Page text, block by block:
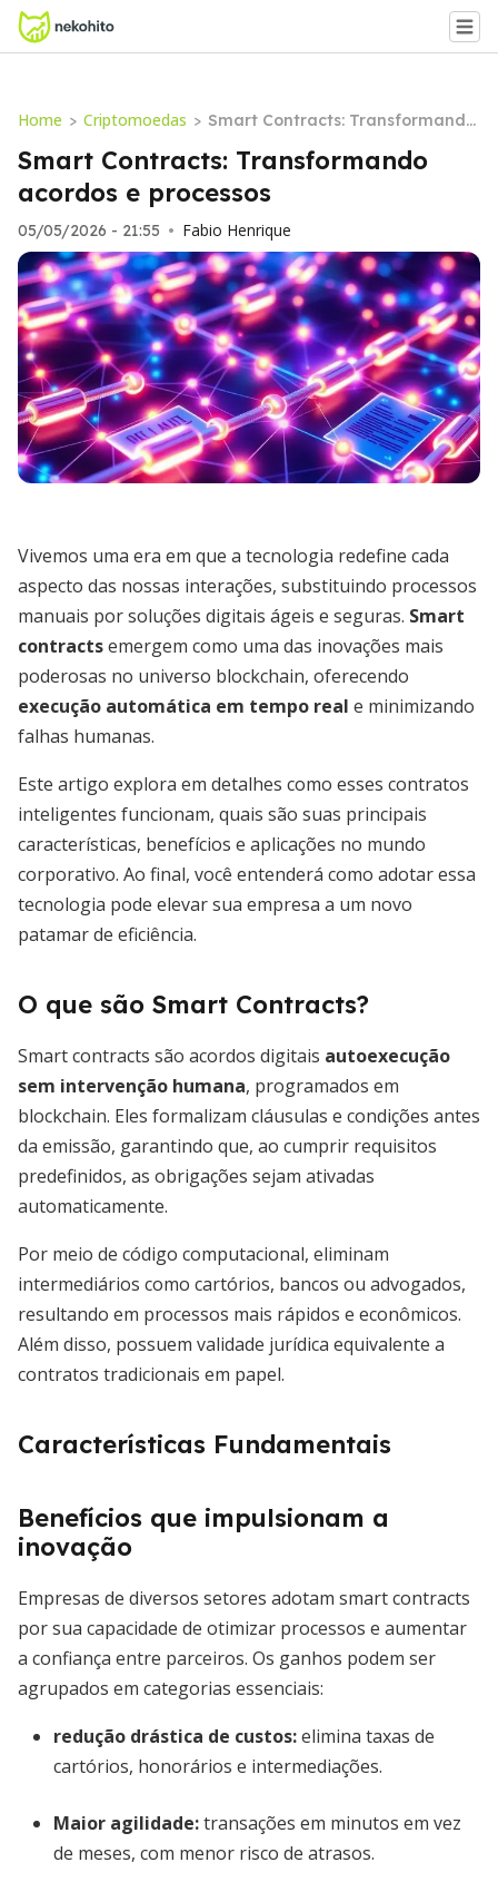
Home > Criptomoedas > Smart Contracts: Transformando
acordos e processos
Smart Contracts: Transformando
acordos e processos
05/05/2026 - 21:55 • Fabio Henrique
Vivemos uma era em que a tecnologia redefine cada
aspecto das nossas interações, substituindo processos
manuais por soluções digitais ágeis e seguras. Smart
contractsemergem como uma das inovações mais
poderosas no universo blockchain, oferecendo
execução automática em tempo real e minimizando
falhas humanas.
Este artigo explora em detalhes como esses contratos
inteligentes funcionam, quais são suas principais
características, benefícios e aplicações no mundo
corporativo. Ao final, você entenderá como adotar essa
tecnologia pode elevar sua empresa a um novo
patamar de eficiência.
O que são Smart Contracts?
Smart contracts são acordos digitais autoexecução
sem intervenção humana, programados em
blockchain. Eles formalizam cláusulas e condições antes
da emissão, garantindo que, ao cumprir requisitos
predefinidos, as obrigações sejam ativadas
automaticamente.
Por meio de código computacional, eliminam
intermediários como cartórios, bancos ou advogados,
resultando em processos mais rápidos e econômicos.
Além disso, possuem validade jurídica equivalente a
contratos tradicionais em papel.
Características Fundamentais
Benefícios que impulsionam a
inovação
Empresas de diversos setores adotam smart contracts
por sua capacidade de otimizar processos e aumentar
a confiança entre parceiros. Os ganhos podem ser
agrupados em categorias essenciais:
redução drástica de custos:elimina taxas de
cartórios, honorários e intermediações.
Maior agilidade:transações em minutos em vez
de meses, com menor risco de atrasos.